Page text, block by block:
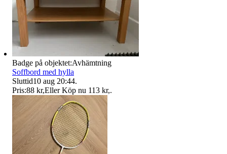
Badge på objektet:Avhämtning
Soffbord med hylla
Sluttid10 aug 20:44.
Pris:88 kr,Eller Köp nu 113 kr,.